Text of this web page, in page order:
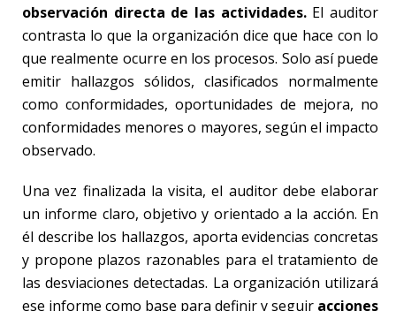
observación directa de las actividades.El auditor
contrasta lo que la organización dice que hace con lo
que realmente ocurre en los procesos. Solo así puede
emitir hallazgos sólidos, clasificados normalmente
como conformidades, oportunidades de mejora, no
conformidades menores o mayores, según el impacto
observado.
Una vez finalizada la visita, el auditor debe elaborar
un informe claro, objetivo y orientado a la acción. En
él describe los hallazgos, aporta evidencias concretas
y propone plazos razonables para el tratamiento de
las desviaciones detectadas. La organización utilizará
ese informe como base para definir y seguir acciones